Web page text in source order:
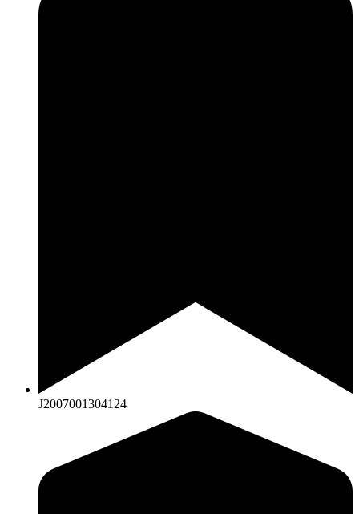
J2007001304124